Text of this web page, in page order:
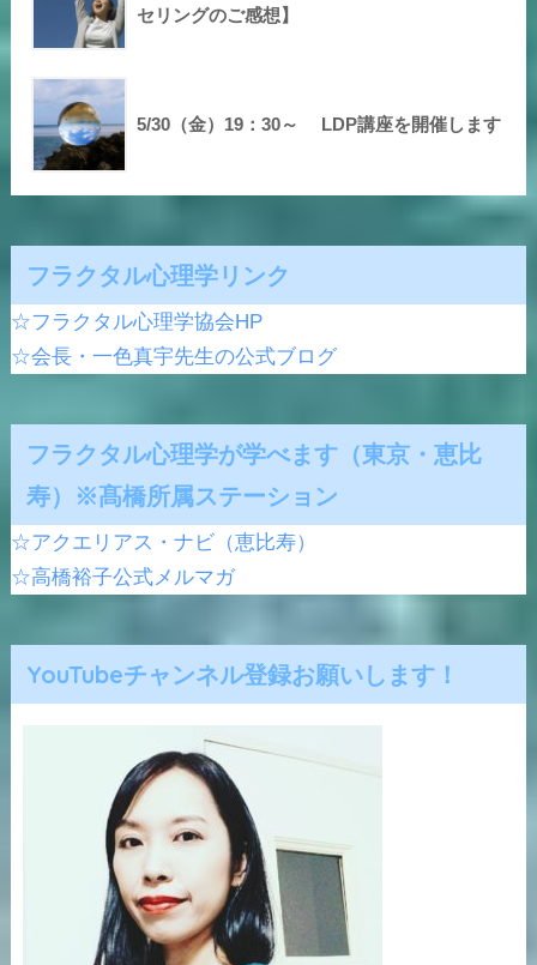
セリングのご感想】
5/30（金）19：30～ LDP講座を開催します
フラクタル心理学リンク
☆フラクタル心理学協会HP
☆会長・一色真宇先生の公式ブログ
フラクタル心理学が学べます（東京・恵比
寿）※髙橋所属ステーション
☆アクエリアス・ナビ（恵比寿）
☆高橋裕子公式メルマガ
YouTubeチャンネル登録お願いします！